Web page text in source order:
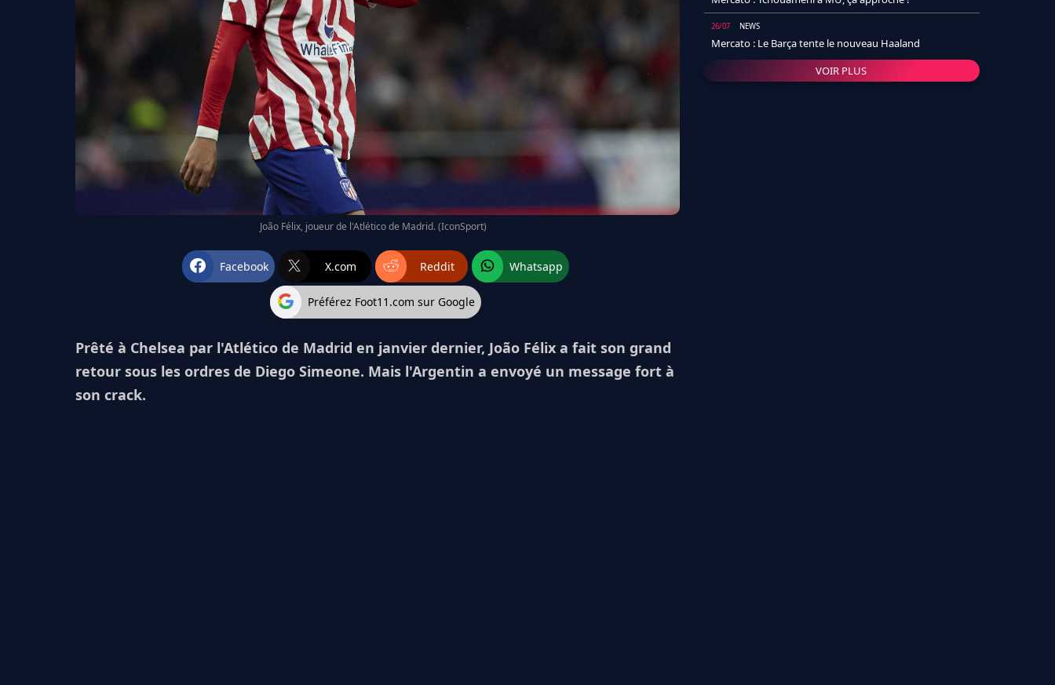
João Félix, joueur de l'Atlético de Madrid. (IconSport)
Facebook X.com Reddit Whatsapp
Préférez Foot11.com sur Google
Prêté à Chelsea par l'Atlético de Madrid en janvier dernier, João Félix a fait son grand
retour sous les ordres de Diego Simeone. Mais l'Argentin a envoyé un message fort à
son crack.
26/07 NEWS
Mercato : Le Barça tente le nouveau Haaland
VOIR PLUS